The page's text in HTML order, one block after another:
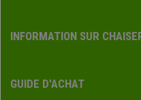
INFORMATION SUR
GUIDE D'ACHAT